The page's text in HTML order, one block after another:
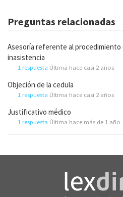
Preguntas relacionadas
Asesoría referente al
inasistencia
1 respuesta Última hace casi 2 años
Objeción de la cedula
1 respuesta Última hace casi 2 años
Justificativo médico
1 respuesta Última hace más de 1 año